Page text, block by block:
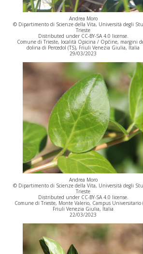
Andrea Moro
© Dipartimento di Scienze della Vita, Università degli
Trieste
Distributed under CC-BY-SA 4.0 license.
Comune di Trieste, località Opicina / Opčine, margini
dolina di Percedol (TS), Friuli Venezia Giulia, Italia
29/03/2023
Andrea Moro
© Dipartimento di Scienze della Vita, Università degli
Trieste
Distributed under CC-BY-SA 4.0 license.
Comune di Trieste, Monte Valerio, Campus Universitario
Friuli Venezia Giulia, Italia
22/03/2023